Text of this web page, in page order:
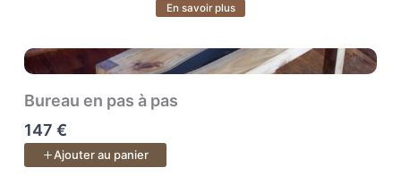
➜ quoi faire ensuite,
➜ et surtout pourquoi chaque geste compte.
À la fin, tu tiendras dans tes mains
mais surtoutune nouvelle fierté
En savoir plus
Bureau en pas à pas
147 €
Ajouter au panier